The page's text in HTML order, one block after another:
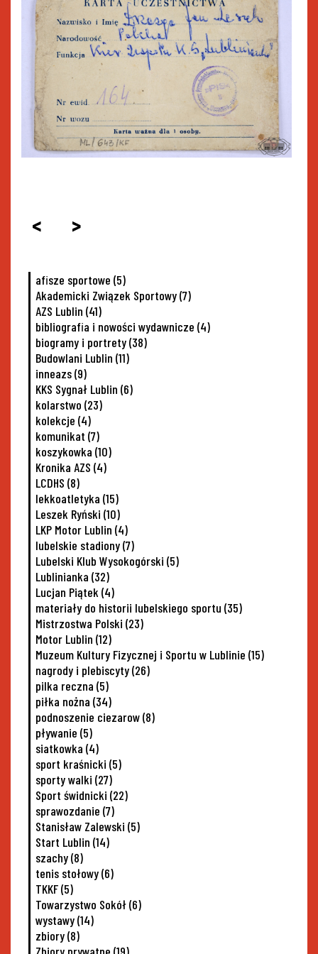
< >
afisze sportowe (5)
Akademicki Związek Sportowy(7)
AZS Lublin (41)
bibliografia i nowości wydawnicze (4)
biogramy i portrety(38)
Budowlani Lublin (11)
inneazs(9)
KKS Sygnał Lublin (6)
kolarstwo (23)
kolekcje (4)
komunikat (7)
koszykowka (10)
Kronika AZS (4)
LCDHS (8)
lekkoatletyka (15)
Leszek Ryński (10)
LKP Motor Lublin (4)
lubelskie stadiony(7)
Lubelski Klub Wysokogórski (5)
Lublinianka (32)
Lucjan Piątek (4)
materiały do historii lubelskiego sportu (35)
Mistrzostwa Polski (23)
Motor Lublin (12)
Muzeum Kultury Fizycznej i Sportu w Lublinie (15)
nagrody i plebiscyty(26)
pilka reczna (5)
piłka nożna (34)
podnoszenie ciezarow(8)
pływanie (5)
siatkowka (4)
sport kraśnicki (5)
sporty walki (27)
Sport świdnicki (22)
sprawozdanie (7)
Stanisław Zalewski (5)
Start Lublin (14)
szachy(8)
tenis stołowy(6)
TKKF(5)
Towarzystwo Sokół(6)
wystawy(14)
zbiory(8)